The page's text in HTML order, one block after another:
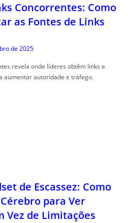
Concorrentes: Como
as Fontes de Links
de 2025
revela onde líderes obtêm links e
aumentar autoridade e tráfego.
de Escassez: Como
para Ver
Vez de Limitações